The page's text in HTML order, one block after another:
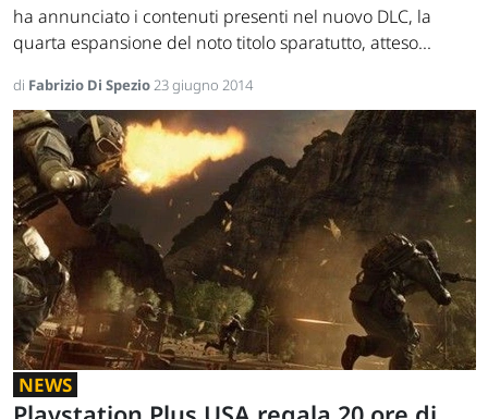
ha annunciato i contenuti presenti nel nuovo DLC, la
quarta espansione del noto titolo sparatutto, atteso...
di Fabrizio Di Spezio23 giugno 2014
NEWS